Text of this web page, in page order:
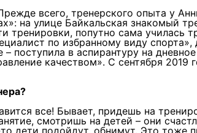
всего, тренерского опыта у
на улице Байкальская знакомый
тренировки, попутно сама училась
по избранному виду
– поступила в аспирантуру на
качеством». С сентября
все! Бывает, придешь на
смотришь на детей – они
дети подойдут, обнимут. Это тоже